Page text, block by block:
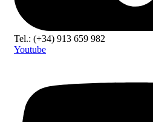
Tel.: (+34) 913 659 982
Youtube